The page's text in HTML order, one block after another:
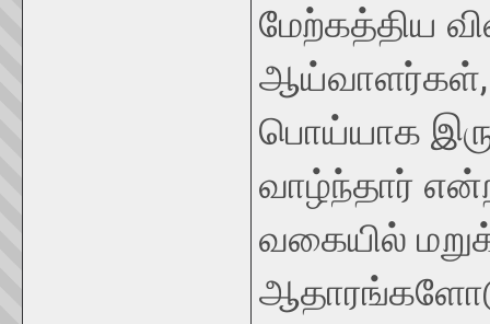
மேற்கத்திய
ஆய்வாளர்கள்,
பொய்யாக
வாழ்ந்தார்
வகையில்